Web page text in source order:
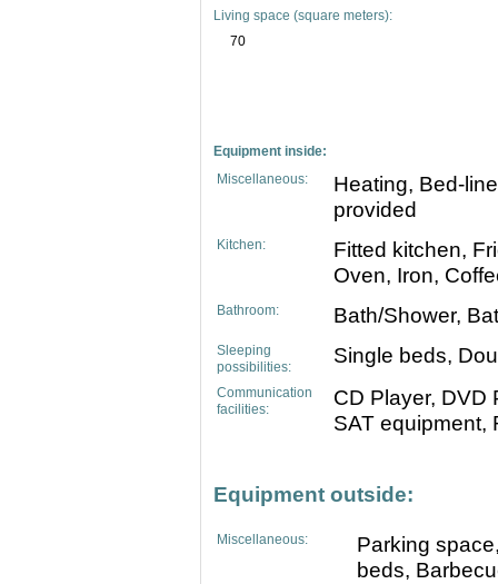
Living space (square meters):
70
Equipment inside:
Miscellaneous:
Heating, Bed-
provided
Kitchen:
Fitted kitchen,
Oven, Iron,
Bathroom: Bath/Shower,
Sleeping
possibilities:
Single beds,
Communication
facilities:
CD Player, DVD
SAT equipment,
Equipment outside:
Miscellaneous:
Parking
beds,